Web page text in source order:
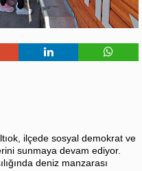
ilçede sosyal demokrat ve
sunmaya devam ediyor.
deniz manzarası